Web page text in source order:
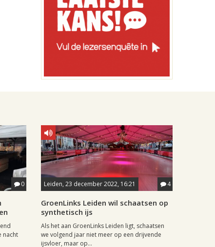
0
nacht
Leiden, 23 december 2022, 16:21 4
GroenLinks Leiden wil schaatsen op
synthetisch ijs
Als het aan GroenLinks Leiden ligt, schaatsen
we volgend jaar niet meer op een drijvende
ijsvloer, maar op...